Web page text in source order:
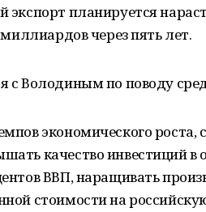
экспорт планируется
через пять лет.
с Володиным по поводу
экономического роста,
качество инвестиций в
ВВП, наращивать
стоимости на